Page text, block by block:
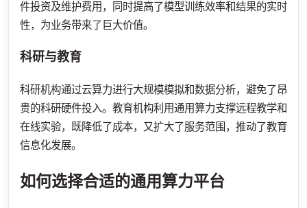
件投资及维护费用，同时提高了模型训练效率和结果的实时
性，为业务带来了巨大价值。
科研与教育
科研机构通过云算力进行大规模模拟和数据分析，避免了昂
贵的科研硬件投入。教育机构利用通用算力支撑远程教学和
在线实验，既降低了成本，又扩大了服务范围，推动了教育
信息化发展。
如何选择合适的通用算力平台